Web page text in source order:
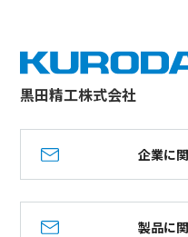
黒田精工株式会社
企業に
製品に